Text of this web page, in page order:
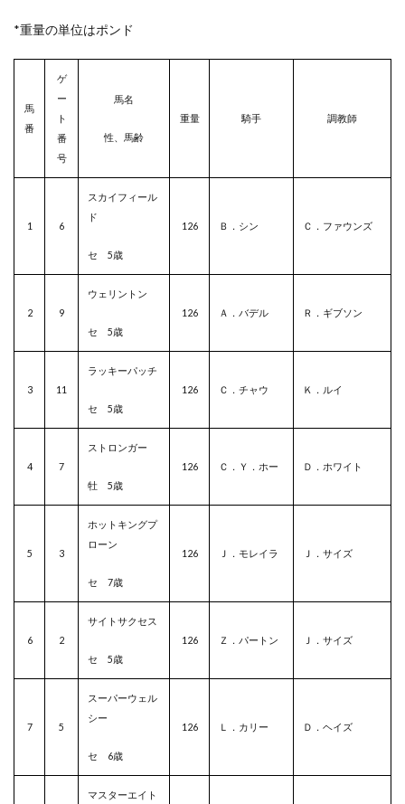
*重量の単位はポンド
馬
番
ゲ
ー
ト
番
号
馬名
性、馬齢
重量 騎手 調教師
1 6
スカイフィール
ド
セ 5歳
126 Ｂ．シン Ｃ．ファウンズ
2 9
ウェリントン
セ 5歳
126 Ａ．バデル Ｒ．ギブソン
3 11
ラッキーパッチ
セ 5歳
126 Ｃ．チャウ Ｋ．ルイ
4 7
ストロンガー
牡 5歳
126 Ｃ．Ｙ．ホー Ｄ．ホワイト
5 3
ホットキングプ
ローン
セ 7歳
126 Ｊ．モレイラ Ｊ．サイズ
6 2
サイトサクセス
セ 5歳
126 Ｚ．パートン Ｊ．サイズ
7 5
スーパーウェル
シー
セ 6歳
126 Ｌ．カリー Ｄ．ヘイズ
マスターエイト